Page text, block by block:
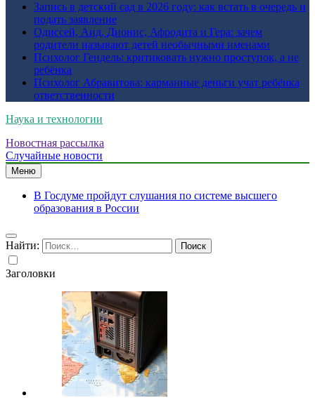
Запись в детский сад в 2026 году: как встать в очередь и
подать заявление
Одиссей, Аид, Дионис, Афродита и Гера: зачем
родители называют детей необычными именами
Психолог Гендель: критиковать нужно проступок, а не
ребёнка
Психолог Абравитова: карманные деньги учат ребёнка
ответственности
Наука и технологии
Новостная рассылка
Случайные новости
Меню
В Госдуме пройдут слушания по системе высшего
образования в России
Найти:
Заголовки